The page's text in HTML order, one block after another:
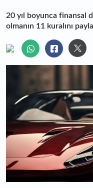
20 yıl boyunca finansal
olmanın 11 kuralını